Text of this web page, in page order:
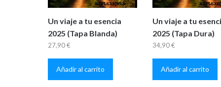
Un viaje a tu esencia
2025 (Tapa Blanda)
27,90€
Añadir al carrito
Un viaje a tu
2025 (Tapa Dura)
34,90€
Añadir al carrito